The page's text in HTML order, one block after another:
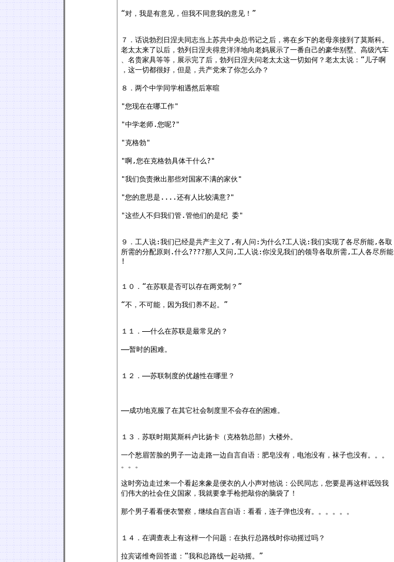
“对，我是有意见，但我不同意我的意见！”
７．话说勃烈日涅夫同志当上苏共中央总书记之后，将在乡下的老母亲接到了莫斯科。
老太太来了以后，勃列日涅夫得意洋洋地向老妈展示了一番自己的豪华别墅、高级汽车
、名贵家具等等，展示完了后，勃列日涅夫问老太太这一切如何？老太太说：“儿子啊
，这一切都很好，但是，共产党来了你怎么办？
８．两个中学同学相遇然后寒暄
"您现在在哪工作"
"中学老师.您呢?"
"克格勃"
"啊,您在克格勃具体干什么?"
"我们负责揪出那些对国家不满的家伙"
"您的意思是....还有人比较满意?"
"这些人不归我们管.管他们的是纪 委"
９．工人说:我们已经是共产主义了,有人问:为什么?工人说:我们实现了各尽所能,各取
所需的分配原则.什么????那人又问,工人说:你没见我们的领导各取所需,工人各尽所能
!
１０．“在苏联是否可以存在两党制？”
“不，不可能，因为我们养不起。”
１１．——什么在苏联是最常见的？
——暂时的困难。
１２．——苏联制度的优越性在哪里？
——成功地克服了在其它社会制度里不会存在的困难。
１３．苏联时期莫斯科卢比扬卡（克格勃总部）大楼外。
一个愁眉苦脸的男子一边走路一边自言自语：肥皂没有，电池没有，袜子也没有。。。
。。。
这时旁边走过来一个看起来象是便衣的人小声对他说：公民同志，您要是再这样诋毁我
们伟大的社会住义国家，我就要拿手枪把敲你的脑袋了！
那个男子看看便衣警察，继续自言自语：看看，连子弹也没有。。。。。。
１４．在调查表上有这样一个问题：在执行总路线时你动摇过吗？
拉宾诺维奇回答道：“我和总路线一起动摇。”